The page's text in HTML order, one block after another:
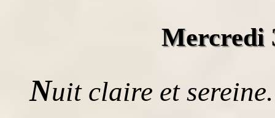
Mercredi
Nuit claire et sereine.